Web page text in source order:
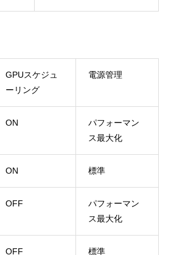
GPUスケジュ
ーリング
電源管理
ON
パフォーマン
ス最大化
ON 標準
OFF
パフォーマン
ス最大化
OFF 標準